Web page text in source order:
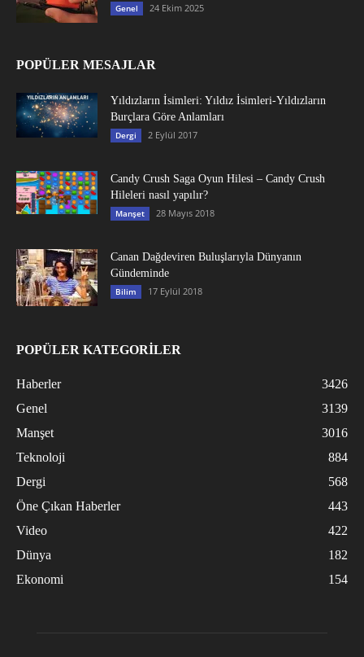
Genel 24 Ekim 2025
POPÜLER MESAJLAR
Yıldızların İsimleri: Yıldız İsimleri-Yıldızların
Burçlara Göre Anlamları
Dergi 2 Eylül 2017
Candy Crush Saga Oyun Hilesi – Candy Crush
Hileleri nasıl yapılır?
Manşet 28 Mayıs 2018
Canan Dağdeviren Buluşlarıyla Dünyanın
Gündeminde
Bilim 17 Eylül 2018
POPÜLER KATEGORİLER
Haberler
3426
Genel
3139
Manşet
3016
Teknoloji
884
Dergi
568
Öne Çıkan Haberler
443
Video
422
Dünya
182
Ekonomi
154